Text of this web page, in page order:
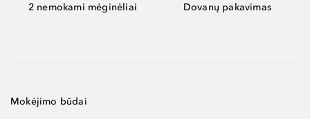
2 nemokami mėginėliai Dovanų pakavimas
Mokėjimo būdai